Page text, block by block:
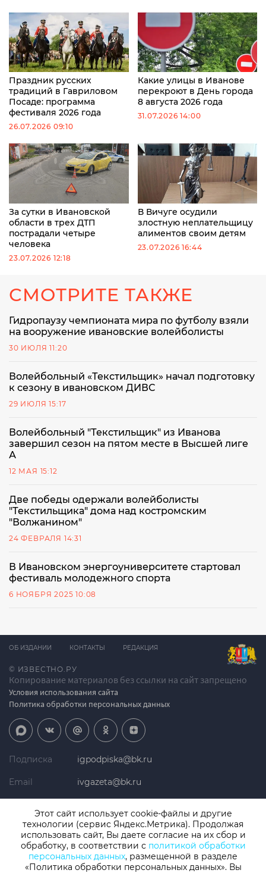
Праздник русских
традиций в Гавриловом
Посаде: программа
фестиваля 2026 года
26.07.2026 09:10
Какие улицы в Иванове
перекроют в День города
8 августа 2026 года
31.07.2026 14:00
За сутки в Ивановской
области в трех ДТП
пострадали четыре
человека
23.07.2026 12:18
В Вичуге осудили
злостную неплательщицу
алиментов своим детям
23.07.2026 16:44
СМОТРИТЕ ТАКЖЕ
Гидропаузу чемпионата мира по футболу взяли
на вооружение ивановские волейболисты
30 ИЮЛЯ 11:20
Волейбольный «Текстильщик» начал подготовку
к сезону в ивановском ДИВС
29 ИЮЛЯ 15:17
Волейбольный "Текстильщик" из Иванова
завершил сезон на пятом месте в Высшей лиге
А
12 МАЯ 15:12
Две победы одержали волейболисты
"Текстильщика" дома над костромским
"Волжанином"
24 ФЕВРАЛЯ 14:31
В Ивановском энергоуниверситете стартовал
фестиваль молодежного спорта
6 НОЯБРЯ 2025 10:08
© ИЗВЕСТНО.РУ
Копирование материалов без ссылки на сайт запрещено
Условия использования сайта
Политика обработки персональных данных
ОБ ИЗДАНИИ КОНТАКТЫ РЕДАКЦИЯ
Подписка igpodpiska@bk.ru
Email ivgazeta@bk.ru
Телефон +7 (4932) 41-94-81
СМИ: Izvestno.ru. Реестровая запись 08.11.2019 серия ЭЛ № ФС 77 -
Этот сайт использует cookie-файлы и другие
технологии (сервис Яндекс.Метрика). Продолжая
использовать сайт, Вы даете согласие на их сбор и
обработку, в соответствии с политикой обработки
персональных данных, размещенной в разделе
«Политика обработки персональных данных». Вы